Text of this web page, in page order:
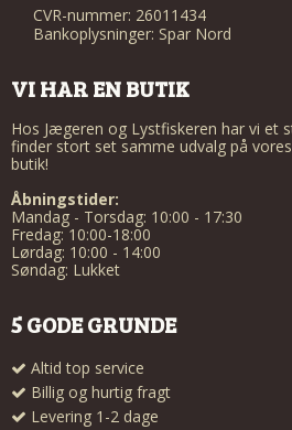
CVR-nummer: 26011434
Bankoplysninger: Spar Nord
VI HAR EN BUTIK
Hos Jægeren og Lystfiskeren har vi et
finder stort set samme udvalg på
butik!
Åbningstider:
Mandag - Torsdag: 10:00 - 17:30
Fredag: 10:00-18:00
Lørdag: 10:00 - 14:00
Søndag: Lukket
5 GODE GRUNDE
Altid top service
Billig og hurtig fragt
Levering 1-2 dage